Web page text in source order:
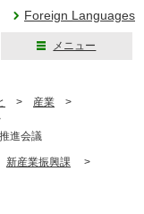
Foreign Languages
メニュー
> 産業 >
進会議
新産業振興課 >